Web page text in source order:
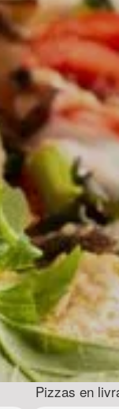
Pizzas en